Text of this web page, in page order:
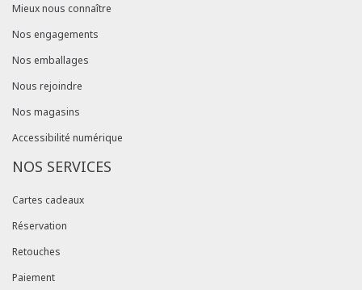
Mieux nous connaître
Nos engagements
Nos emballages
Nous rejoindre
Nos magasins
Accessibilité numérique
NOS SERVICES
Cartes cadeaux
Réservation
Retouches
Paiement